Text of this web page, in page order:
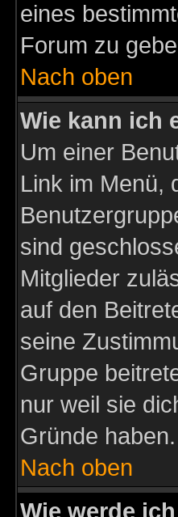
eines
Forum zu
Nach oben
Wie kann ich
Um einer
Link im Menü,
sind
Mitglieder
auf den
seine
Gruppe
nur weil sie
Gründe haben.
Nach oben
Wie werde